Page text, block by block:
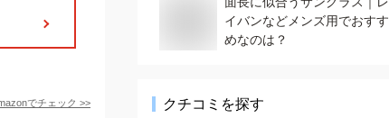
でチェック >>
イバンなどメンズ用でおすす
めなのは？
クチコミを探す